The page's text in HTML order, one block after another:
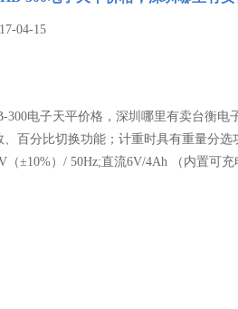
04-15
300电子天平价格，深圳哪里有卖台衡电
百分比切换功能；计重时具有重量分选
（±10%）/ 50Hz;直流6V/4Ah （内置可